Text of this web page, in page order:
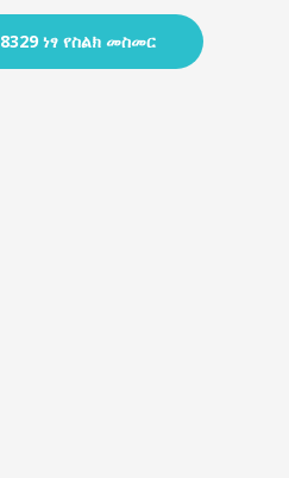
8329 ነፃ የስልክ መስመር